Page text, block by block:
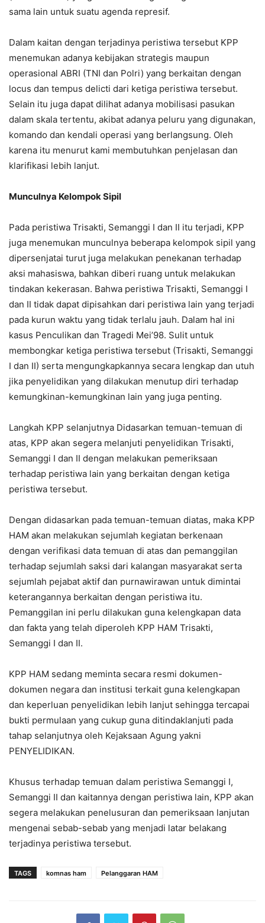
sama lain untuk suatu agenda represif.
Dalam kaitan dengan terjadinya peristiwa tersebut KPP
menemukan adanya kebijakan strategis maupun
operasional ABRI (TNI dan Polri) yang berkaitan dengan
locus dan tempus delicti dari ketiga peristiwa tersebut.
Selain itu juga dapat dilihat adanya mobilisasi pasukan
dalam skala tertentu, akibat adanya peluru yang digunakan,
komando dan kendali operasi yang berlangsung. Oleh
karena itu menurut kami membutuhkan penjelasan dan
klarifikasi lebih lanjut.
Munculnya Kelompok Sipil
Pada peristiwa Trisakti, Semanggi I dan II itu terjadi, KPP
juga menemukan munculnya beberapa kelompok sipil yang
dipersenjatai turut juga melakukan penekanan terhadap
aksi mahasiswa, bahkan diberi ruang untuk melakukan
tindakan kekerasan. Bahwa peristiwa Trisakti, Semanggi I
dan II tidak dapat dipisahkan dari peristiwa lain yang terjadi
pada kurun waktu yang tidak terlalu jauh. Dalam hal ini
kasus Penculikan dan Tragedi Mei’98. Sulit untuk
membongkar ketiga peristiwa tersebut (Trisakti, Semanggi
I dan II) serta mengungkapkannya secara lengkap dan utuh
jika penyelidikan yang dilakukan menutup diri terhadap
kemungkinan-kemungkinan lain yang juga penting.
Langkah KPP selanjutnya Didasarkan temuan-temuan di
atas, KPP akan segera melanjuti penyelidikan Trisakti,
Semanggi I dan II dengan melakukan pemeriksaan
terhadap peristiwa lain yang berkaitan dengan ketiga
peristiwa tersebut.
Dengan didasarkan pada temuan-temuan diatas, maka KPP
HAM akan melakukan sejumlah kegiatan berkenaan
dengan verifikasi data temuan di atas dan pemanggilan
terhadap sejumlah saksi dari kalangan masyarakat serta
sejumlah pejabat aktif dan purnawirawan untuk dimintai
keterangannya berkaitan dengan peristiwa itu.
Pemanggilan ini perlu dilakukan guna kelengkapan data
dan fakta yang telah diperoleh KPP HAM Trisakti,
Semanggi I dan II.
KPP HAM sedang meminta secara resmi dokumen-
dokumen negara dan institusi terkait guna kelengkapan
dan keperluan penyelidikan lebih lanjut sehingga tercapai
bukti permulaan yang cukup guna ditindaklanjuti pada
tahap selanjutnya oleh Kejaksaan Agung yakni
PENYELIDIKAN.
Khusus terhadap temuan dalam peristiwa Semanggi I,
Semanggi II dan kaitannya dengan peristiwa lain, KPP akan
segera melakukan penelusuran dan pemeriksaan lanjutan
mengenai sebab-sebab yang menjadi latar belakang
terjadinya peristiwa tersebut.
TAGS komnas ham Pelanggaran HAM